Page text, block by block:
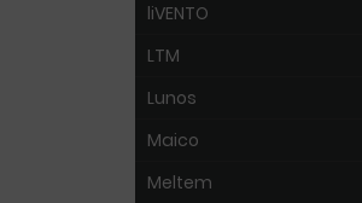
liVENTO
LTM
Lunos
Maico
Meltem